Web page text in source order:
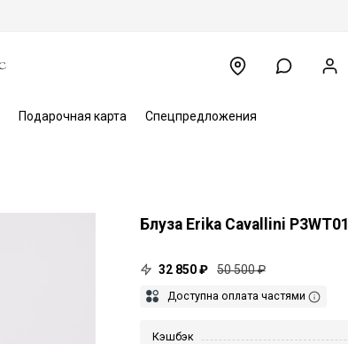
Подарочная карта Спецпредложения
Блуза Erika Cavallini P3WT01
32 850 ₽ 50 500 ₽
Доступна оплата частями
Кэшбэк